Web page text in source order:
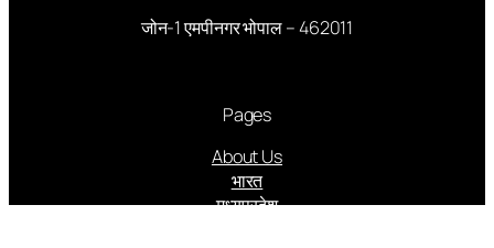
जोन-1 एमपीनगर भोपाल – 462011
Pages
About Us
भारत
मध्यप्रदेश